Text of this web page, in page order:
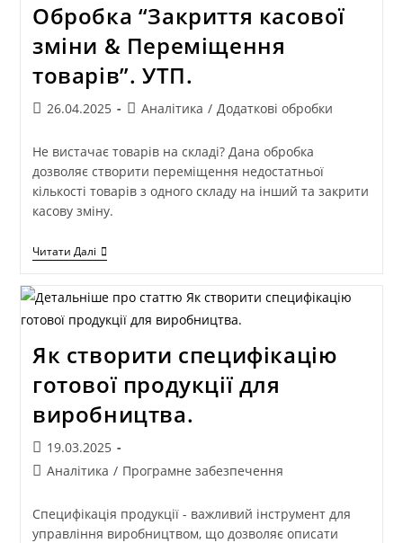
Обробка “Закриття касової
зміни & Переміщення
товарів”. УТП.
26.04.2025 Аналітика / Додаткові обробки
Не вистачає товарів на складі? Дана обробка
дозволяє створити переміщення недостатньої
кількості товарів з одного складу на інший та закрити
касову зміну.
Читати Далі
Як створити специфікацію
готової продукції для
виробництва.
19.03.2025
Аналітика / Програмне забезпечення
Специфікація продукції - важливий інструмент для
управління виробництвом, що дозволяє описати